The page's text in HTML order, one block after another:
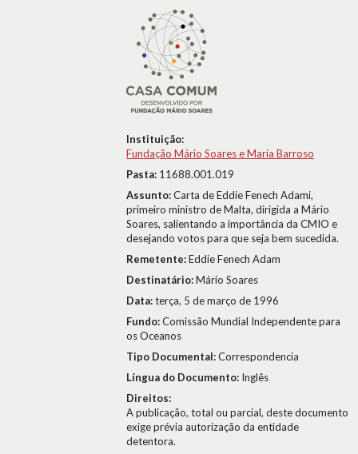
Instituição:
Fundação Mário Soares e Maria Barroso
Pasta: 11688.001.019
Assunto:Carta de Eddie Fenech Adami,
primeiro ministro de Malta, dirigida a Mário
Soares, salientando a importância da CMIO e
desejando votos para que seja bem sucedida.
Remetente:Eddie Fenech Adam
Destinatário:Mário Soares
Data:terça, 5 de março de 1996
Fundo:Comissão Mundial Independente para
os Oceanos
Tipo Documental:Correspondencia
Língua do Documento: Inglês
Direitos:
A publicação, total ou parcial, deste documento
exige prévia autorização da entidade
detentora.